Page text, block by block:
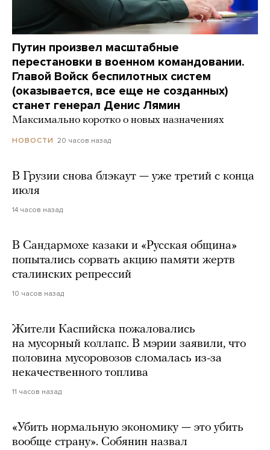
Путин произвел масштабные
перестановки в военном командовании.
Главой Войск беспилотных систем
(оказывается, все еще не созданных)
станет генерал Денис Лямин
Максимально коротко о новых назначениях
НОВОСТИ 20 часов назад
В Грузии снова блэкаут — уже третий с конца
июля
14 часов назад
В Сандармохе казаки и «Русская община»
попытались сорвать акцию памяти жертв
сталинских репрессий
10 часов назад
Жители Каспийска пожаловались
на мусорный коллапс. В мэрии заявили, что
половина мусоровозов сломалась из-за
некачественного топлива
11 часов назад
«Убить нормальную экономику — это убить
вообще страну». Собянин назвал